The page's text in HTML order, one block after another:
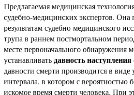
Предлагаемая медицинская
судебно-медицинских экспертов. Она
результатам судебно-медицинского
трупа в раннем постмортальном
месте первоначального обнаружения
устанавливать давность
давности смерти производится в виде
интервала, в котором с вероятностью
искомое время смерти человека. При